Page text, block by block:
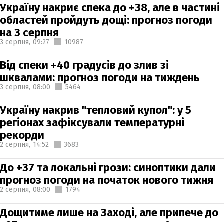
Україну накриє спека до +38, але в частині
областей пройдуть дощі: прогноз погоди
на 3 серпня
3 серпня, 09:27 10987
Від спеки +40 градусів до злив зі
шквалами: прогноз погоди на тиждень
3 серпня, 08:00 5464
Україну накрив "тепловий купол": у 5
регіонах зафіксували температурні
рекорди
2 серпня, 14:52 3683
До +37 та локальні грози: синоптики дали
прогноз погоди на початок нового тижня
2 серпня, 08:00 1794
Дощитиме лише на Заході, але припече до